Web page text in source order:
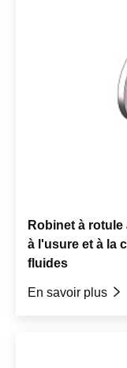
Robinet à
à l'usure et à la
fluides
En savoir plus 